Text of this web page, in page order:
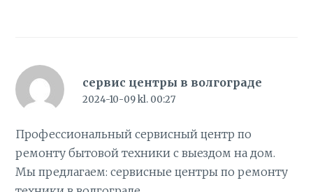
сервис центры в волгограде
2024-10-09 kl. 00:27
Профессиональный сервисный центр по
ремонту бытовой техники с выездом на дом.
Мы предлагаем:сервисные центры по ремонту